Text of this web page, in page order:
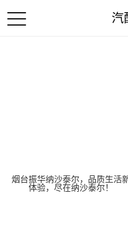
汽
烟台振华纳沙泰尔，品质生活
体验，尽在纳沙泰尔！